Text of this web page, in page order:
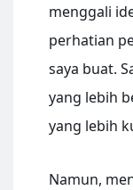
menggali
perhatian
saya buat.
yang lebih
yang lebih
Namun,